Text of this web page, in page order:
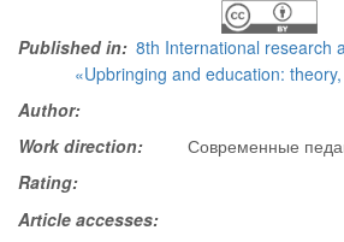
Published in: 8th International research
«Upbringing and education:
Author:
Work direction:
Современные
Rating:
Article accesses: